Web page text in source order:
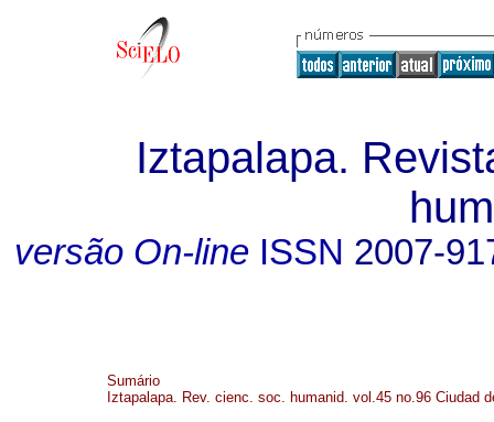
Iztapalapa.
versão On-line ISSN 2007-
Sumário
Iztapalapa. Rev. cienc. soc. humanid. vol.45 no.96 Ciudad